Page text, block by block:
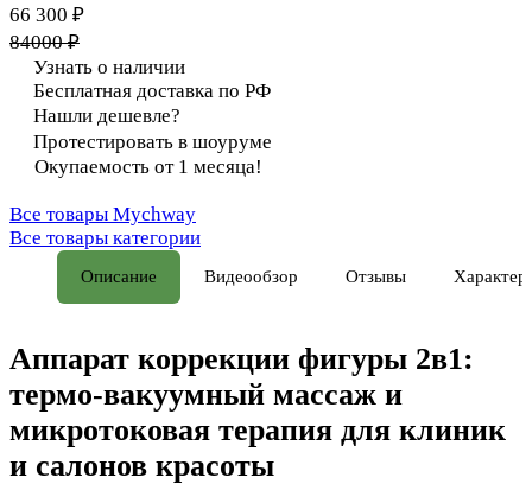
66 300 ₽
84000 ₽
Узнать о наличии
Бесплатная доставка по РФ
Нашли дешевле?
Протестировать в шоуруме
Окупаемость от 1 месяца!
Все товары Mychway
Все товары категории
Описание Видеообзор Отзывы
Аппарат коррекции фигуры 2в1:
термо-вакуумный массаж и
микротоковая терапия для клиник
и салонов красоты